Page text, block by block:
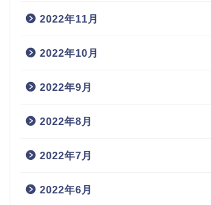
2022年11月
2022年10月
2022年9月
2022年8月
2022年7月
2022年6月